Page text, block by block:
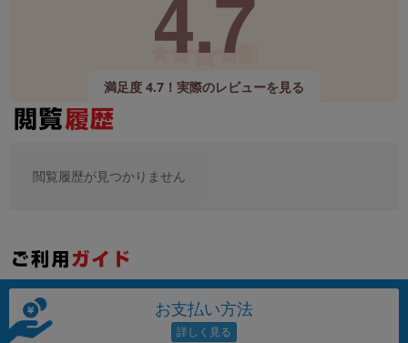
満足度 4.7！実際のレビューを見る
閲覧履歴が見つかりません
お支払い方法
「Apple」「SONY」「SHARP」など
機能・特徴
商品の搭載機能による絞り込み
ドライブ
商品状態の絞り込み
「新品」「未使用」「中古」など
CPU
CPUの絞り込み